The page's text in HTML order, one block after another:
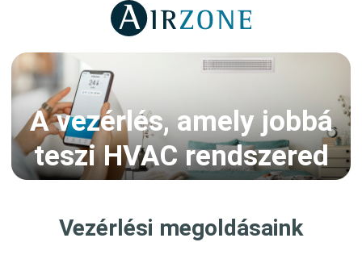
A vezérlés, amely jobbá
teszi HVAC rendszered
Vezérlési megoldásaink